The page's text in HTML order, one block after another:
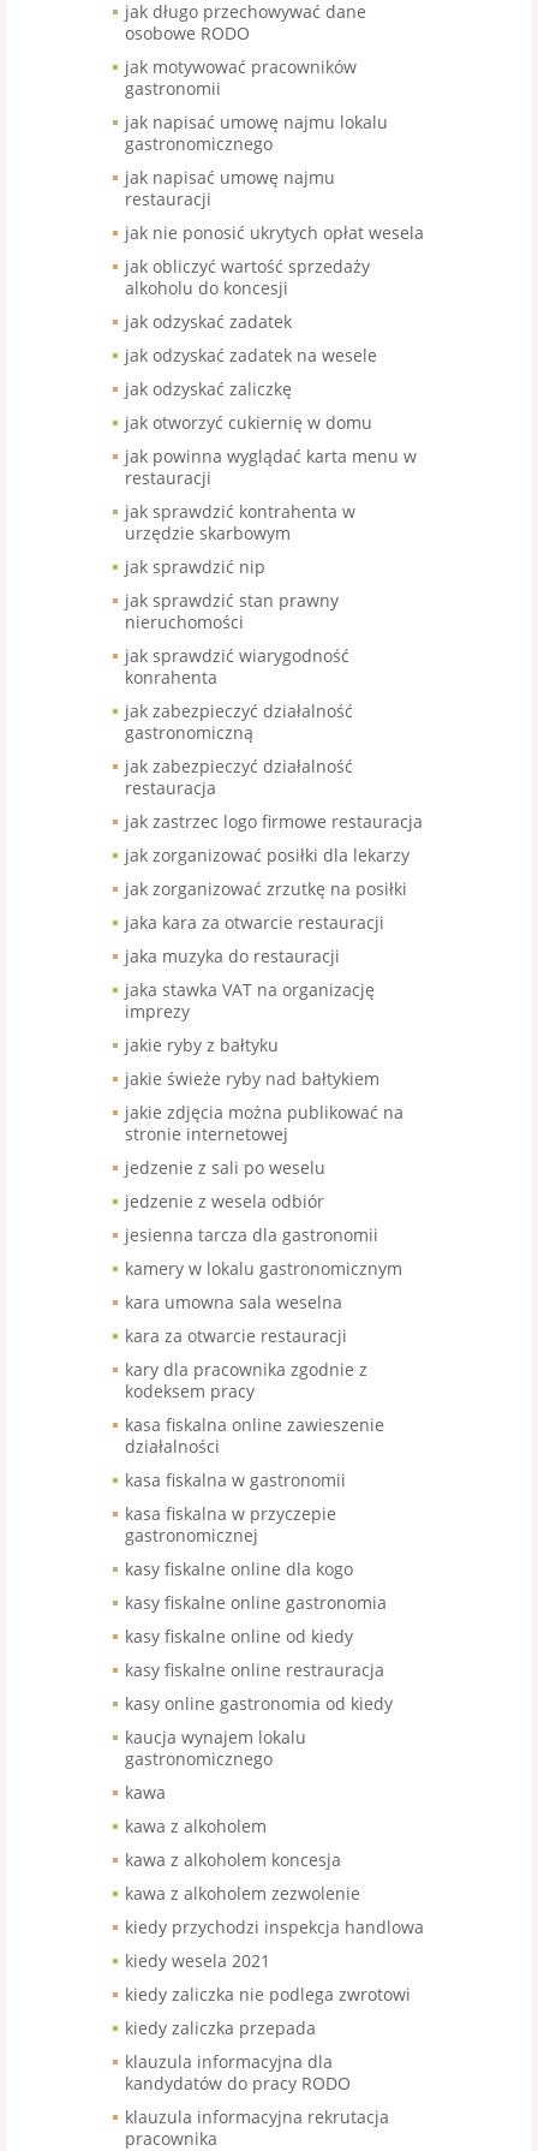
jak długo przechowywać dane
osobowe RODO
jak motywować pracowników
gastronomii
jak napisać umowę najmu lokalu
gastronomicznego
jak napisać umowę najmu
restauracji
jak nie ponosić ukrytych opłat wesela
jak obliczyć wartość sprzedaży
alkoholu do koncesji
jak odzyskać zadatek
jak odzyskać zadatek na wesele
jak odzyskać zaliczkę
jak otworzyć cukiernię w domu
jak powinna wyglądać karta menu w
restauracji
jak sprawdzić kontrahenta w
urzędzie skarbowym
jak sprawdzić nip
jak sprawdzić stan prawny
nieruchomości
jak sprawdzić wiarygodność
konrahenta
jak zabezpieczyć działalność
gastronomiczną
jak zabezpieczyć działalność
restauracja
jak zastrzec logo firmowe restauracja
jak zorganizować posiłki dla lekarzy
jak zorganizować zrzutkę na posiłki
jaka kara za otwarcie restauracji
jaka muzyka do restauracji
jaka stawka VAT na organizację
imprezy
jakie ryby z bałtyku
jakie świeże ryby nad bałtykiem
jakie zdjęcia można publikować na
stronie internetowej
jedzenie z sali po weselu
jedzenie z wesela odbiór
jesienna tarcza dla gastronomii
kamery w lokalu gastronomicznym
kara umowna sala weselna
kara za otwarcie restauracji
kary dla pracownika zgodnie z
kodeksem pracy
kasa fiskalna online zawieszenie
działalności
kasa fiskalna w gastronomii
kasa fiskalna w przyczepie
gastronomicznej
kasy fiskalne online dla kogo
kasy fiskalne online gastronomia
kasy fiskalne online od kiedy
kasy fiskalne online restrauracja
kasy online gastronomia od kiedy
kaucja wynajem lokalu
gastronomicznego
kawa
kawa z alkoholem
kawa z alkoholem koncesja
kawa z alkoholem zezwolenie
kiedy przychodzi inspekcja handlowa
kiedy wesela 2021
kiedy zaliczka nie podlega zwrotowi
kiedy zaliczka przepada
klauzula informacyjna dla
kandydatów do pracy RODO
klauzula informacyjna rekrutacja
pracownika